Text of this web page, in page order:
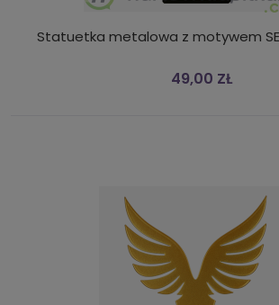
Statuetka metalowa z motywem
49,00 ZŁ